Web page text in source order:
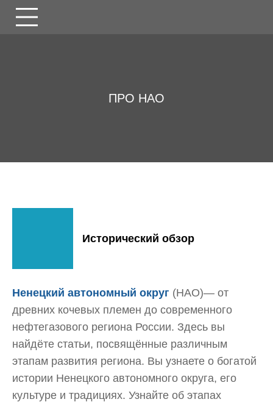
ПРО НАО
Исторический обзор
Ненецкий автономный округ (НАО)— от
древних кочевых племен до современного
нефтегазового региона России. Здесь вы
найдёте статьи, посвящённые различным
этапам развития региона. Вы узнаете о богатой
истории Ненецкого автономного округа, его
культуре и традициях. Узнайте об этапах